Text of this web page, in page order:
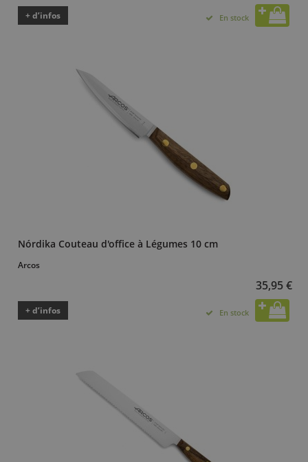
+ d’infos En stock
Nórdika Couteau d'office à Légumes 10 cm
Arcos
35,95 €
+ d’infos En stock